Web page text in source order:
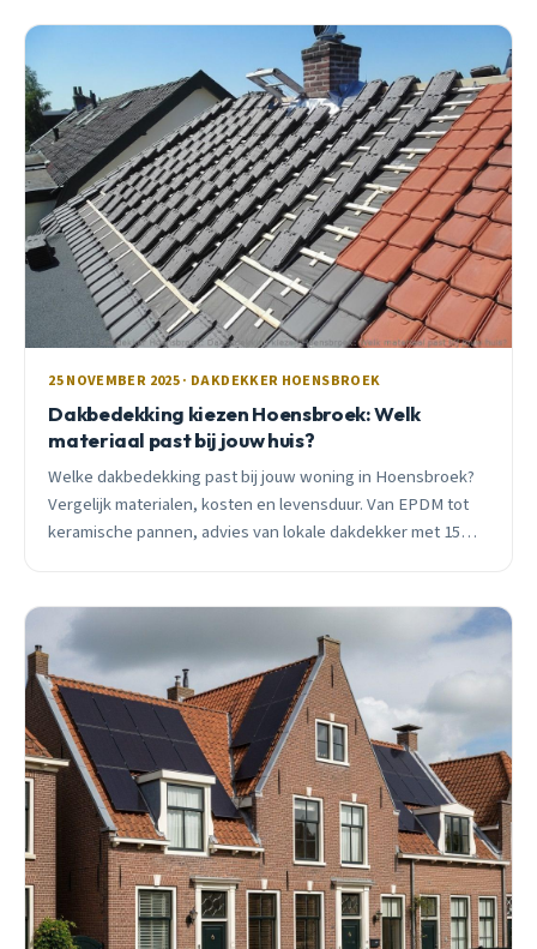
25 NOVEMBER 2025 · DAKDEKKER HOENSBROEK
Dakbedekking kiezen Hoensbroek: Welk
materiaal past bij jouw huis?
Welke dakbedekking past bij jouw woning in Hoensbroek?
Vergelijk materialen, kosten en levensduur. Van EPDM tot
keramische pannen, advies van lokale dakdekker met 15